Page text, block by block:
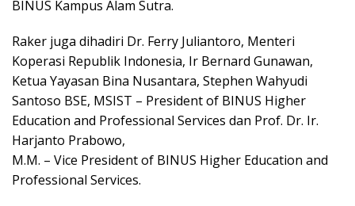
BINUS Kampus Alam Sutra.
Raker juga dihadiri Dr. Ferry Juliantoro, Menteri
Koperasi Republik Indonesia, Ir Bernard Gunawan,
Ketua Yayasan Bina Nusantara, Stephen Wahyudi
Santoso BSE, MSIST – President of BINUS Higher
Education and Professional Services dan Prof. Dr. Ir.
Harjanto Prabowo,
M.M. – Vice President of BINUS Higher Education and
Professional Services.